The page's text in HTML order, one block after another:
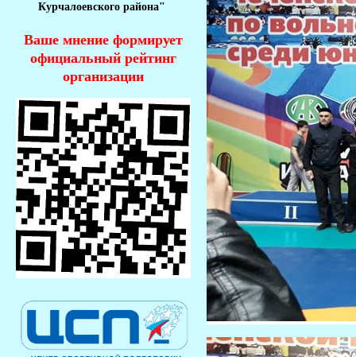
Курчалоевского района"
Ваше мнение формирует
официальный рейтинг
организации